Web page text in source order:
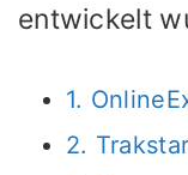
entwickelt
1.
2. Trakstar